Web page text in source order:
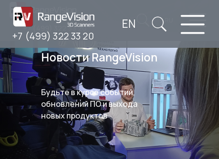
+7 (499) 322 33 20
+7 (499) 322 33 20
EN
Будьте в курсе событий,
обновлений ПО и выхода
новых продуктов
Новости RangeVision